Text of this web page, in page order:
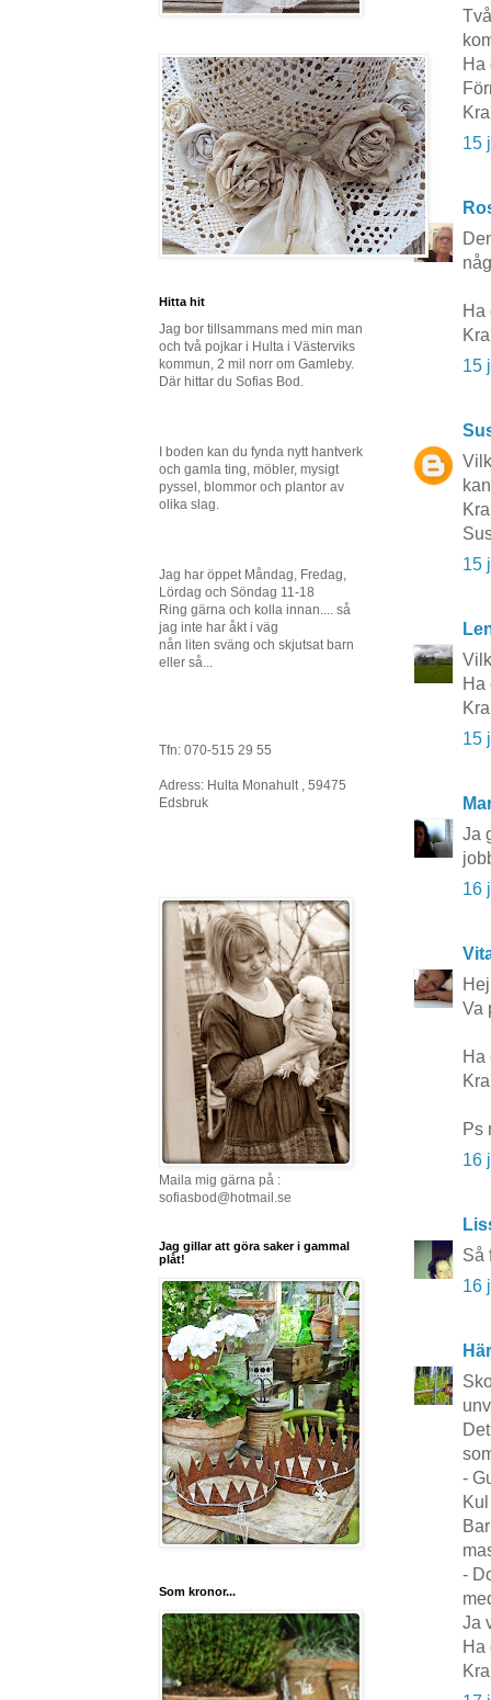
Ha
15
Ha
15
15
Ha
15
Ja
16
Va
Ha
Ps
16
Så
16
-
-
Ja
Ha
Hitta hit
Jag bor tillsammans med min man
och två pojkar i Hulta i Västerviks
kommun, 2 mil norr om Gamleby.
Där hittar du Sofias Bod.
I boden kan du fynda nytt hantverk
och gamla ting, möbler, mysigt
pyssel, blommor och plantor av
olika slag.
Jag har öppet Måndag, Fredag,
Lördag och Söndag 11-18
Ring gärna och kolla innan.... så
jag inte har åkt i väg
nån liten sväng och skjutsat barn
eller så...
Tfn: 070-515 29 55
Adress: Hulta Monahult , 59475
Edsbruk
Maila mig gärna på :
sofiasbod@hotmail.se
Jag gillar att göra saker i gammal
plåt!
Som kronor...